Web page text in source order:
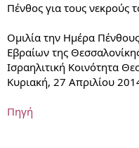
Πένθος για τους νεκρούς
Ομιλία την Ημέρα
Εβραίων της
Ισραηλιτική Κοινότητα
Κυριακή, 27 Απριλίου
Πηγή